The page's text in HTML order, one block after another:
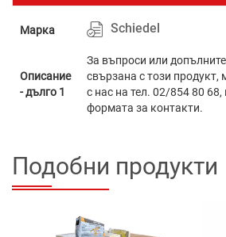
Марка Schiedel
Описание
- дълго 1
За въпроси или
свързана с този продукт,
с нас на тел. 02/854 80
формата за контакти.
Подобни продукти